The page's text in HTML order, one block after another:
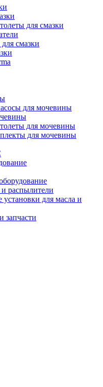
для смазки
смазки
для мочевины
для мочевины
для мочевины
распылители
для масла и
запчасти